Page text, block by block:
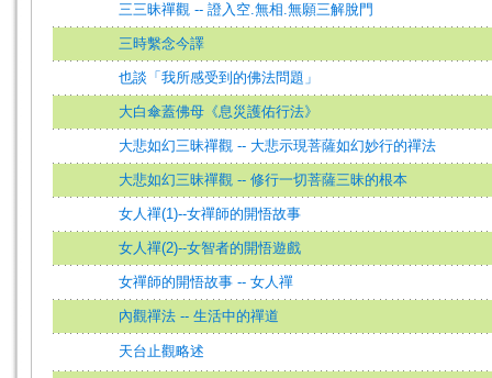
三三昧禪觀 -- 證入空.無相.無願三解脫門
三時繫念今譯
也談「我所感受到的佛法問題」
大白傘蓋佛母《息災護佑行法》
大悲如幻三昧禪觀 -- 大悲示現菩薩如幻妙行的禪法
大悲如幻三昧禪觀 -- 修行一切菩薩三昧的根本
女人禪(1)--女禪師的開悟故事
女人禪(2)--女智者的開悟遊戲
女禪師的開悟故事 -- 女人禪
內觀禪法 -- 生活中的禪道
天台止觀略述